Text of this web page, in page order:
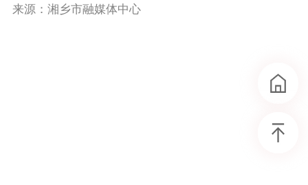
来源：湘乡市融媒体中心